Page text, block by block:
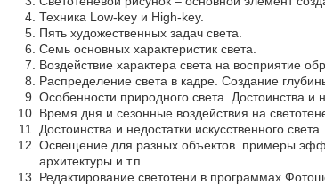
Техника Low-key и High-key.
Пять художественных задач света.
Семь основных характеристик света.
Воздействие характера света на восприятие
Распределение света в кадре. Создание
Особенности природного света. Достоинства и
Время дня и сезонные воздействия на
Достоинства и недостатки искусственного света.
Освещение для разных объектов. примеры
архитектуры и т.п.
Редактирование светотени в программах